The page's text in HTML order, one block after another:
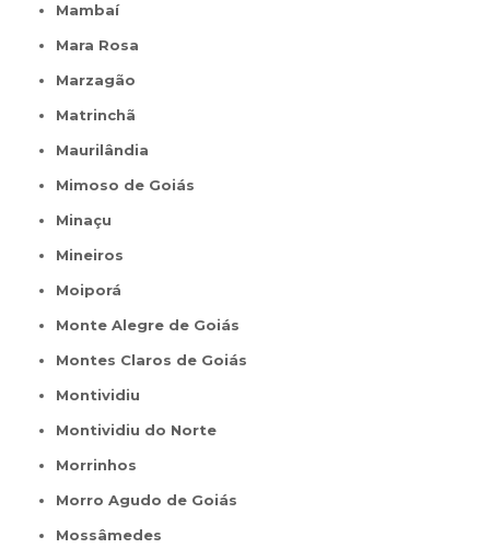
Mambaí
Mara Rosa
Marzagão
Matrinchã
Maurilândia
Mimoso de Goiás
Minaçu
Mineiros
Moiporá
Monte Alegre de Goiás
Montes Claros de Goiás
Montividiu
Montividiu do Norte
Morrinhos
Morro Agudo de Goiás
Mossâmedes